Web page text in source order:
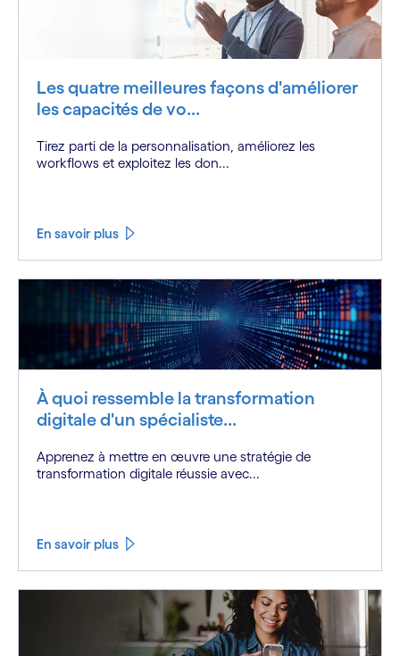
Les quatre meilleures façons d'améliorer
les capacités de vo...
Tirez parti de la personnalisation, améliorez les
workflows et exploitez les don...
En savoir plus
À quoi ressemble la transformation
digitale d'un spécialiste...
Apprenez à mettre en œuvre une stratégie de
transformation digitale réussie avec...
En savoir plus